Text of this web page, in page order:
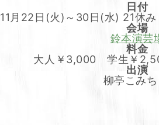
日付
11月22日(火)～30日(水) 21休
会場
鈴本演芸
料金
大人￥3,000 学生￥
出演
柳亭こみ